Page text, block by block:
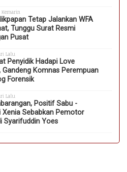
, Kemarin
Tetap Jalankan WFA
Tunggu Surat Resmi
Pusat
Lalu
Penyidik Hadapi Love
Gandeng Komnas Perempuan
Forensik
Lalu
Positif Sabu -
Xenia Sebabkan Pemotor
Syarifuddin Yoes